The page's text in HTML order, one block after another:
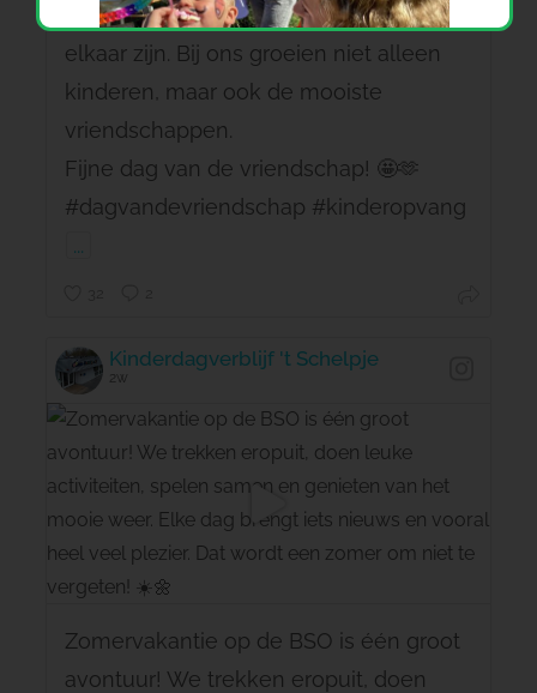
samen lachen, elkaar helpen en er voor
elkaar zijn. Bij ons groeien niet alleen
kinderen, maar ook de mooiste
vriendschappen.
Fijne dag van de vriendschap! 🤩🫶
#dagvandevriendschap #kinderopvang
...
Kinderdagverblijf 't Schelpje
2w
Zomervakantie op de BSO is één groot
avontuur! We trekken eropuit, doen